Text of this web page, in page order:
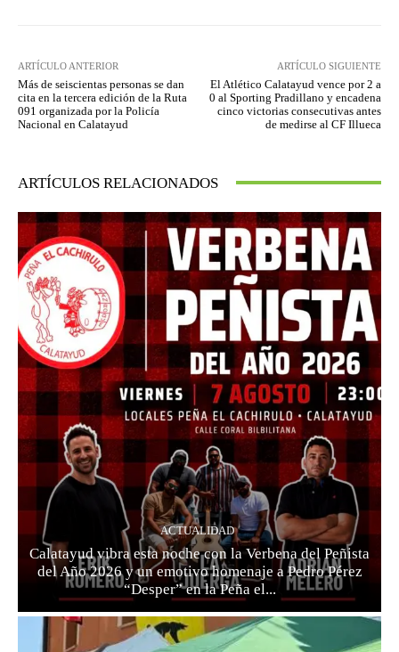
ARTÍCULO ANTERIOR
Más de seiscientas personas se dan
cita en la tercera edición de la Ruta
091 organizada por la Policía
Nacional en Calatayud
ARTÍCULO SIGUIENTE
El Atlético Calatayud vence por 2 a
0 al Sporting Pradillano y encadena
cinco victorias consecutivas antes
de medirse al CF Illueca
ARTÍCULOS RELACIONADOS
ACTUALIDAD
Calatayud vibra esta noche con la Verbena del Peñista
del Año 2026 y un emotivo homenaje a Pedro Pérez
“Desper” en la Peña el...